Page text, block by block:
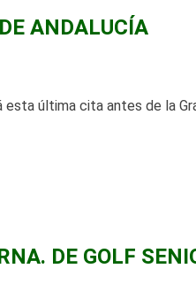
ANDALUCÍA
última cita antes de la
DE GOLF